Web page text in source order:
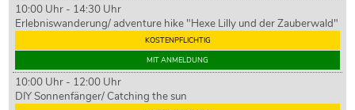
10:00 Uhr - 14:30 Uhr
Erlebniswanderung/ adventure hike "Hexe Lilly und der Zauberwald"
KOSTENPFLICHTIG
MIT ANMELDUNG
10:00 Uhr - 12:00 Uhr
DIY Sonnenfänger/ Catching the sun